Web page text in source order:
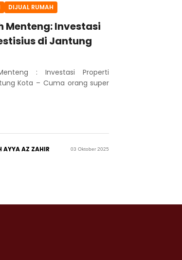
DIJUAL RUMAH
Menteng: Investasi
di Jantung
: Investasi Properti
Kota – Cuma orang super
AYYA AZ ZAHIR 03 Oktober 2025